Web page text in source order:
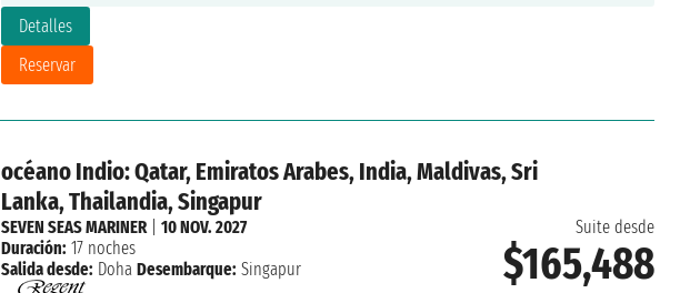
Detalles
Reservar
océano Indio: Qatar, Emiratos Arabes, India, Maldivas, Sri
Lanka, Thailandia, Singapur
Suite desde
$165,488
SEVEN SEAS MARINER| 10 NOV. 2027
Duración: 17 noches
Salida desde: Doha Desembarque: Singapur